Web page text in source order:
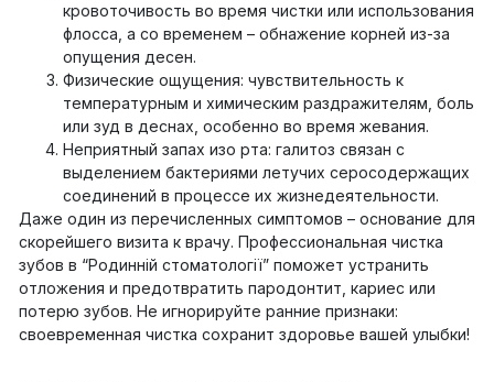
кровоточивость во время чистки или использования
флосса, а со временем – обнажение корней из-за
опущения десен.
Физические ощущения: чувствительность к
температурным и химическим раздражителям, боль
или зуд в деснах, особенно во время жевания.
Неприятный запах изо рта: галитоз связан с
выделением бактериями летучих серосодержащих
соединений в процессе их жизнедеятельности.
Даже один из перечисленных симптомов – основание для
скорейшего визита к врачу. Профессиональная чистка
зубов в “Родинній стоматології” поможет устранить
отложения и предотвратить пародонтит, кариес или
потерю зубов. Не игнорируйте ранние признаки:
своевременная чистка сохранит здоровье вашей улыбки!